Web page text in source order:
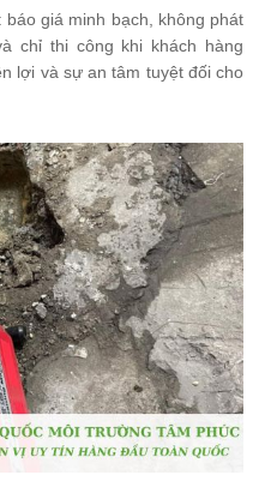
giá minh bạch, không phát
chỉ thi công khi khách hàng
lợi và sự an tâm tuyệt đối cho